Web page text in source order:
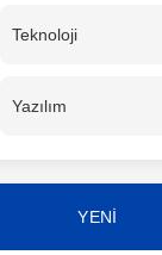
Teknoloji
Yazılım
YENİ